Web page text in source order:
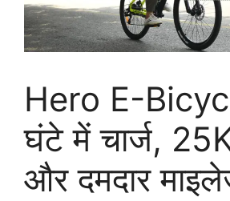
Hero E-
घंटे में चार्ज,
और दमदार